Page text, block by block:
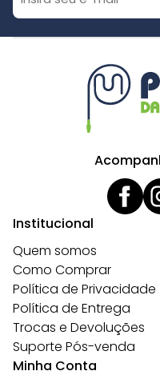
Institucional
Quem somos
Como Comprar
Política de Privacidade
Política de Entrega
Trocas e Devoluções
Suporte Pós-venda
Minha Conta